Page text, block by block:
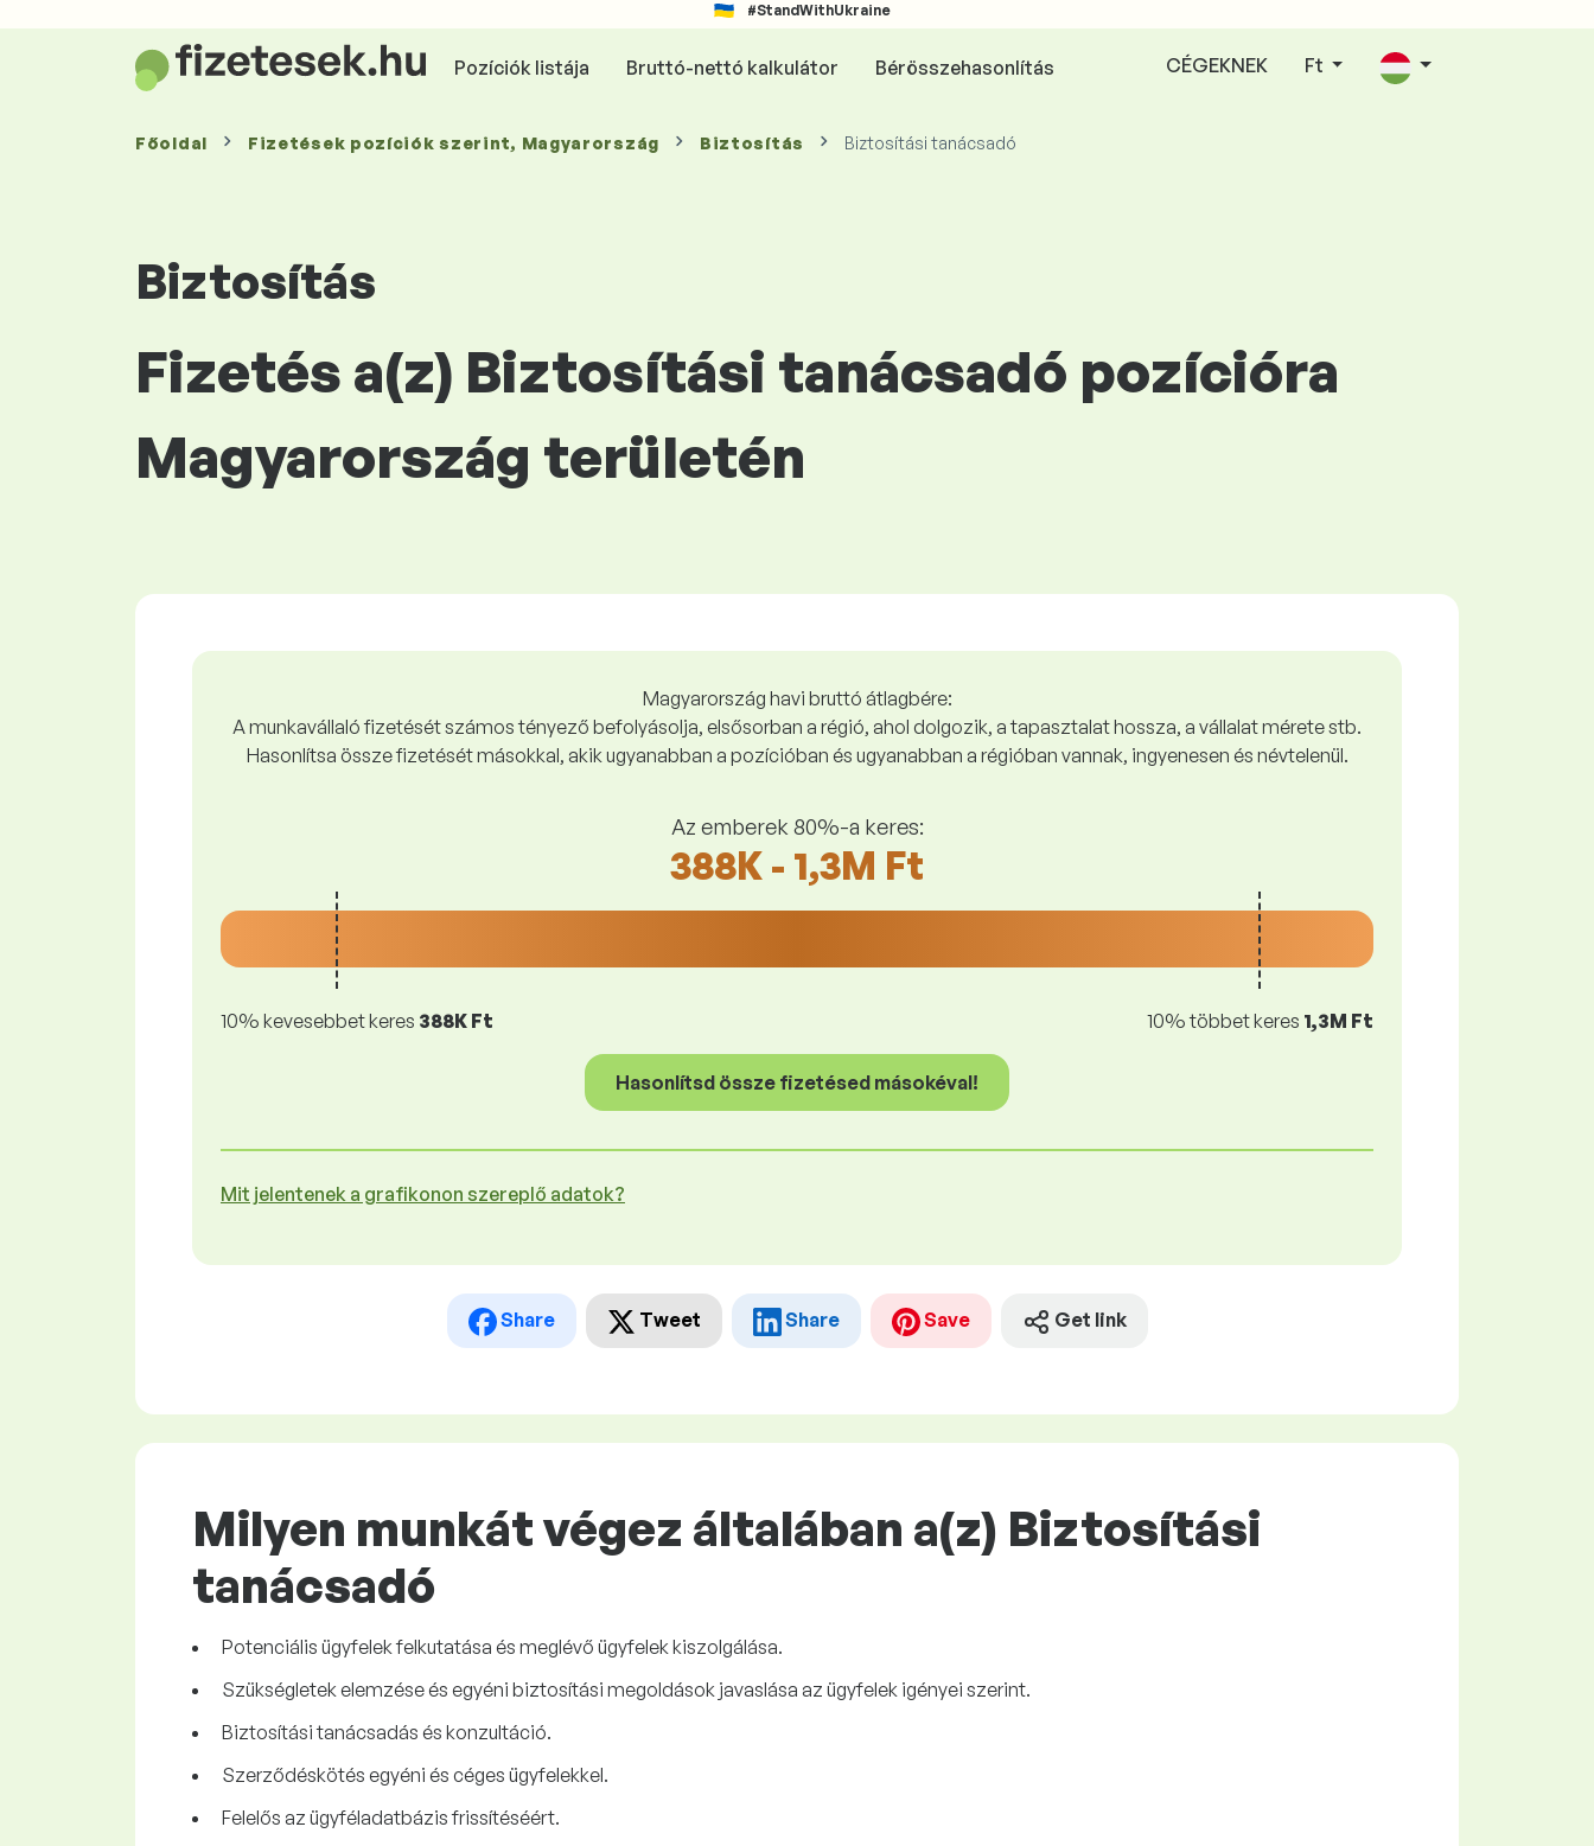
#StandWithUkraine
Pozíciók listája Bruttó-nettó kalkulátor Bérösszehasonlítás CÉGEKNEK Ft
Főoldal Fizetések pozíciók szerint, Magyarország Biztosítás Biztosítási tanácsadó
Biztosítás
Fizetés a(z) Biztosítási tanácsadó pozícióra
Magyarország területén
Magyarország havi bruttó átlagbére:
A munkavállaló fizetését számos tényező befolyásolja, elsősorban a régió, ahol dolgozik, a tapasztalat hossza, a vállalat mérete stb.
Hasonlítsa össze fizetését másokkal, akik ugyanabban a pozícióban és ugyanabban a régióban vannak, ingyenesen és névtelenül.
Az emberek 80%-a keres:
388K - 1,3M Ft
10% kevesebbet keres 388K Ft 10% többet keres 1,3M Ft
Hasonlítsd össze fizetésed másokéval!
Mit jelentenek a grafikonon szereplő adatok?
Share Tweet Share Save Get link
Milyen munkát végez általában a(z) Biztosítási
tanácsadó
Potenciális ügyfelek felkutatása és meglévő ügyfelek kiszolgálása.
Szükségletek elemzése és egyéni biztosítási megoldások javaslása az ügyfelek igényei szerint.
Biztosítási tanácsadás és konzultáció.
Szerződéskötés egyéni és céges ügyfelekkel.
Felelős az ügyféladatbázis frissítéséért.